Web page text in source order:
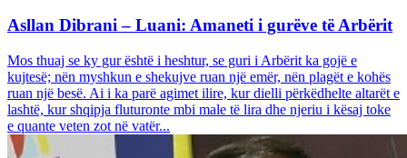
Asllan Dibrani – Luani: Amaneti i gurëve të Arbërit
Mos thuaj se ky gur është i heshtur, se guri i Arbërit ka gojë e
kujtesë; nën myshkun e shekujve ruan një emër, nën plagët e kohës
ruan një besë. Ai i ka parë agimet ilire, kur dielli përkëdhelte altarët e
lashtë, kur shqipja fluturonte mbi male të lira dhe njeriu i kësaj toke
e quante veten zot në vatër...